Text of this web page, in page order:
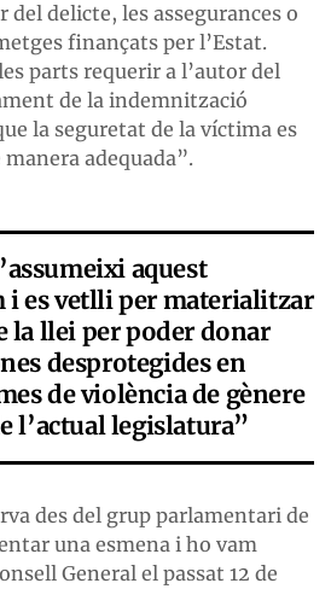
delicte, les assegurances o
finançats per l’Estat.
parts requerir a l’autor del
de la indemnització
la seguretat de la víctima es
adequada”.
aquest
es vetlli per materialitzar
la llei per poder donar
desprotegides en
de violència de gènere
l’actual legislatura”
des del grup parlamentari de
una esmena i ho vam
General el passat 12 de